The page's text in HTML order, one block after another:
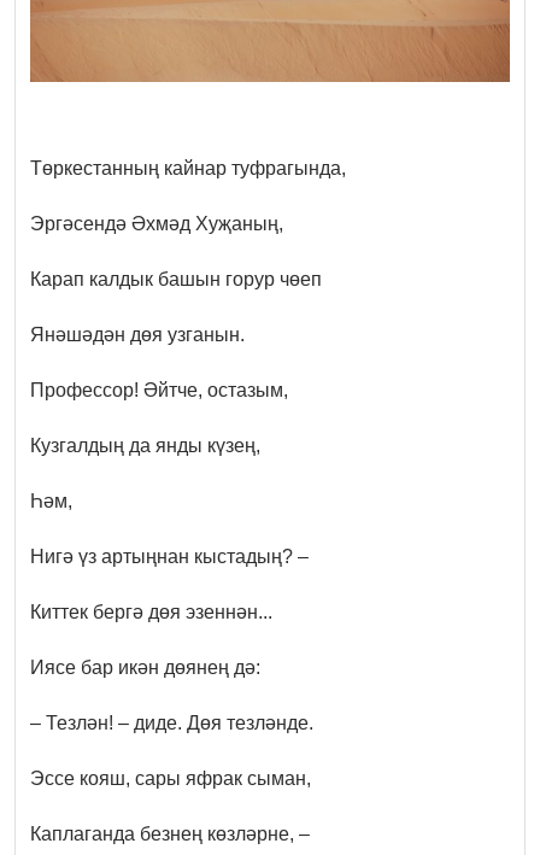
Төркестанның кайнар туфрагында,
Эргәсендә Әхмәд Хуҗаның,
Карап калдык башын горур чөеп
Янәшәдән дөя узганын.
Профессор! Әйтче, остазым,
Кузгалдың да янды күзең,
Һәм,
Нигә үз артыңнан кыстадың? –
Киттек бергә дөя эзеннән...
Иясе бар икән дөянең дә:
– Тезлән! – диде. Дөя тезләнде.
Эссе кояш, сары яфрак сыман,
Каплаганда безнең көзләрне, –